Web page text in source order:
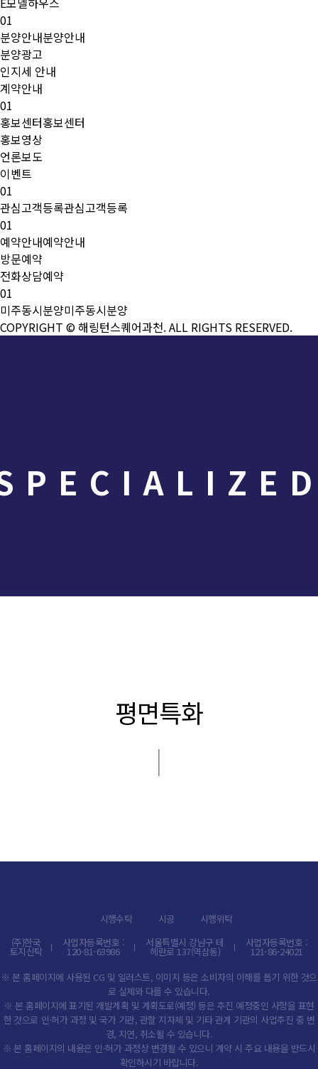
01
분양안내분양안내
분양광고
인지세 안내
계약안내
01
홍보센터홍보센터
홍보영상
언론보도
이벤트
01
관심고객등록관심고객등록
01
예약안내예약안내
방문예약
전화상담예약
01
미주동시분양미주동시분양
COPYRIGHT © 해링턴스퀘어과천. ALL RIGHTS RESERVED.
평면특화
시행수탁 시공
시행위탁
(주)한국
토지신탁
사업자등록번호 :
120-81-63986
서울특별시 강남구 테
헤란로 137(역삼동)
사업자등록번호 :
121-86-24021
※ 본 홈페이지에 사용된 CG 및 일러스트, 이미지 등은소비자의 이해를 돕기 위한 것으
로 실제와 다를 수 있습니다.
※ 본 홈페이지에 표기된 개발계획 및 계획도로(예정) 등은 추진 예정중인 사항을 표현
한 것으로 인·허가 과정 및 국가 기관, 관할 지자체 및 기타 관계 기관의 사업추진 중 변
경, 지연, 취소될 수 있습니다.
※ 본 홈페이지의 내용은 인·허가 과정상 변경될 수 있으니 계약 시 주요 내용을 반드시
확인하시기 바랍니다.